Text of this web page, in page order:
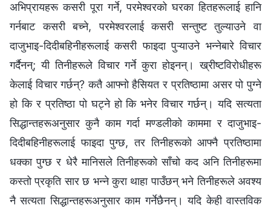
अभिप्रायहरू कसरी पूरा गर्ने, परमेश्‍वरको घरका हितहरूलाई हानि
गर्नबाट कसरी बच्‍ने, परमेश्‍वरलाई कसरी सन्तुष्ट तुल्याउने वा
दाजुभाइ-दिदीबहिनीहरूलाई कसरी फाइदा पुऱ्याउने भन्नेबारे विचार
गर्दैनन्; यी तिनीहरूले विचार गर्ने कुरा होइनन्। ख्रीष्टविरोधीहरू
केलाई विचार गर्छन्? कतै आफ्नो हैसियत र प्रतिष्ठामा असर पो पुग्ने
हो कि र प्रतिष्ठा पो घट्ने हो कि भनेर विचार गर्छन्। यदि सत्यता
सिद्धान्तहरूअनुसार कुनै काम गर्दा मण्डलीको काममा र दाजुभाइ-
दिदीबहिनीहरूलाई फाइदा पुग्छ, तर तिनीहरूको आफ्‍नै प्रतिष्ठामा
धक्का पुग्छ र धेरै मानिसले तिनीहरूको साँचो कद अनि तिनीहरूमा
कस्तो प्रकृति सार छ भन्‍ने कुरा थाहा पाउँछन् भने तिनीहरूले अवश्य
नै सत्यता सिद्धान्तहरूअनुसार काम गर्नेछैनन्। यदि केही वास्तविक